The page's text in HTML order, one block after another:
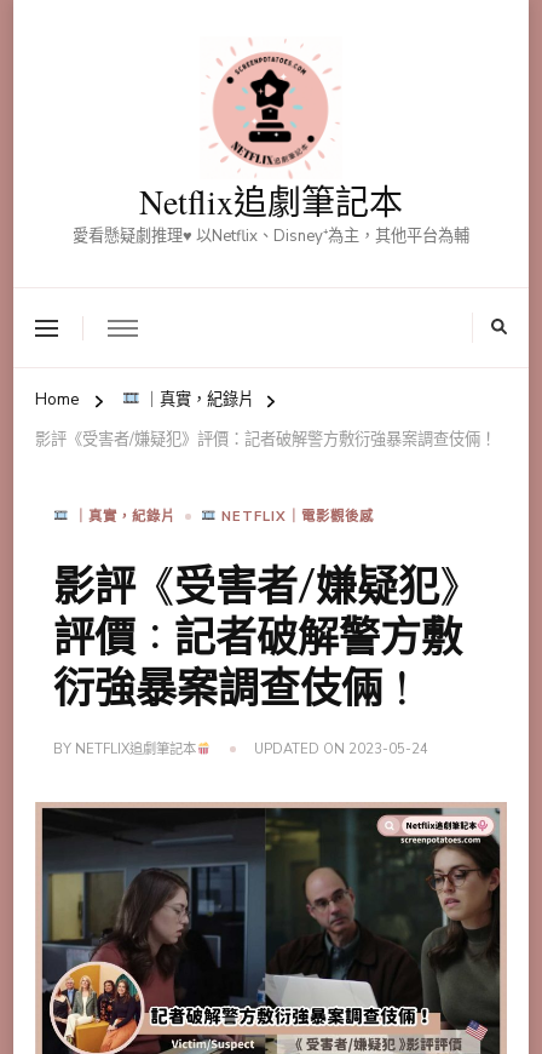
Netflix追劇筆記本
愛看懸疑劇推理♥ 以Netflix、Disney⁺為主，其他平台為輔
Home
｜真實，紀錄片
影評《受害者/嫌疑犯》評價：記者破解警方敷衍強暴案調查伎倆！
｜真實，紀錄片 NETFLIX｜電影觀後感
影評《受害者/嫌疑犯》
評價：記者破解警方敷
衍強暴案調查伎倆！
BY NETFLIX追劇筆記本 UPDATED ON 2023-05-24